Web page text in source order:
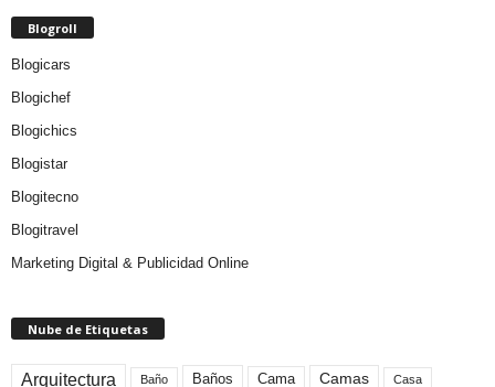
Blogroll
Blogicars
Blogichef
Blogichics
Blogistar
Blogitecno
Blogitravel
Marketing Digital & Publicidad Online
Nube de Etiquetas
Arquitectura Baño Baños Cama Camas Casa